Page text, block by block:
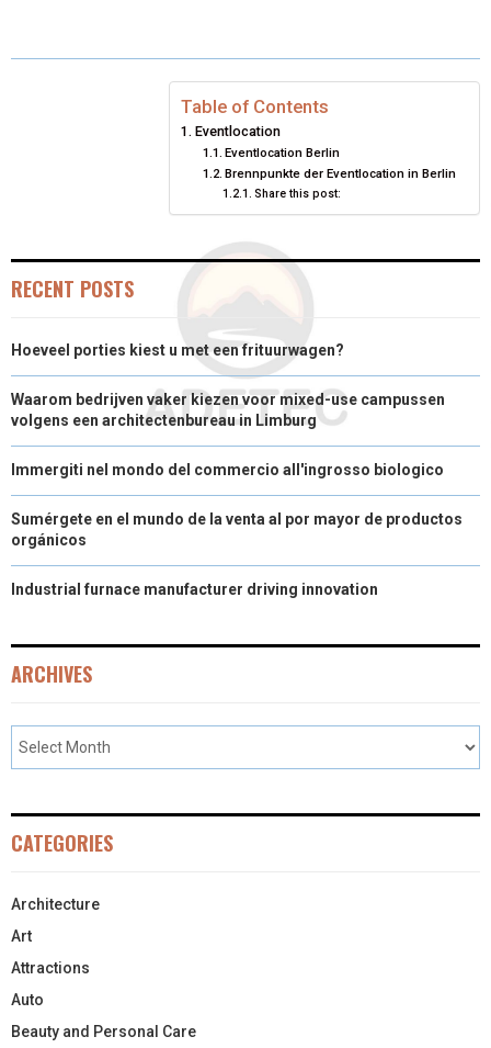
R
W
R
)
R
E
O
N
E
B
O
O
K
R
N
K
I
N
R
N
I
Table of Contents
Eventlocation
Eventlocation Berlin
Brennpunkte der Eventlocation in Berlin
Share this post:
RECENT POSTS
Hoeveel porties kiest u met een frituurwagen?
Waarom bedrijven vaker kiezen voor mixed-use campussen
volgens een architectenbureau in Limburg
Immergiti nel mondo del commercio all'ingrosso biologico
Sumérgete en el mundo de la venta al por mayor de productos
orgánicos
Industrial furnace manufacturer driving innovation
ARCHIVES
CATEGORIES
Architecture
Art
Attractions
Auto
Beauty and Personal Care